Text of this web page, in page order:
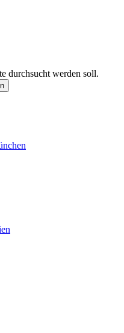
durchsucht werden soll.